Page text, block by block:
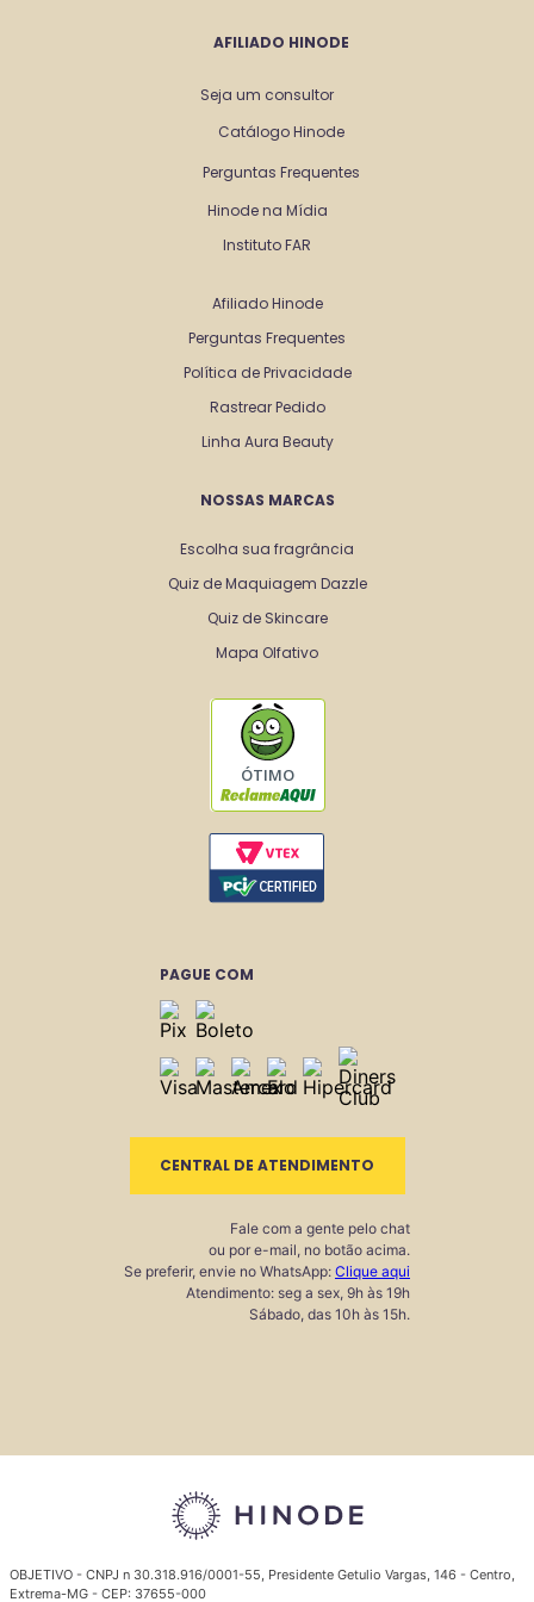
AFILIADO HINODE
Seja um consultor
Catálogo Hinode
Perguntas Frequentes
Hinode na Mídia
Instituto FAR
Afiliado Hinode
Perguntas Frequentes
Política de Privacidade
Rastrear Pedido
Linha Aura Beauty
NOSSAS MARCAS
Escolha sua fragrância
Quiz de Maquiagem Dazzle
Quiz de Skincare
Mapa Olfativo
ÓTIMO
PAGUE COM
CENTRAL DE ATENDIMENTO
Fale com a gente pelo chat
ou por e-mail, no botão acima.
Se preferir, envie no WhatsApp: Clique aqui
Atendimento: seg a sex, 9h às 19h
Sábado, das 10h às 15h.
OBJETIVO - CNPJ n 30.318.916/0001-55, Presidente Getulio Vargas, 146 - Centro,
Extrema-MG - CEP: 37655-000